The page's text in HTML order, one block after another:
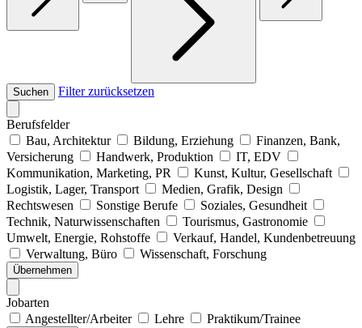
Suchen Filter zurücksetzen
Berufsfelder
Bau, Architektur
Bildung, Erziehung
Finanzen, Bank,
Versicherung
Handwerk, Produktion
IT, EDV
Kommunikation, Marketing, PR
Kunst, Kultur, Gesellschaft
Logistik, Lager, Transport
Medien, Grafik, Design
Rechtswesen
Sonstige Berufe
Soziales, Gesundheit
Technik, Naturwissenschaften
Tourismus, Gastronomie
Umwelt, Energie, Rohstoffe
Verkauf, Handel, Kundenbetreuung
Verwaltung, Büro
Wissenschaft, Forschung
Übernehmen
Jobarten
Angestellter/Arbeiter
Lehre Praktikum/Trainee